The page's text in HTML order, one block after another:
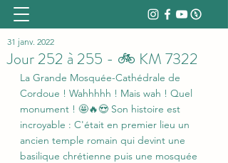
Jour 252 à 255 - 🚲 KM 7322
31 janv. 2022
La Grande Mosquée-Cathédrale de
Cordoue ! Wahhhhh ! Mais wah ! Quel
monument ! 🤩🔥😍 Son histoire est
incroyable : C'était en premier lieu un
ancien temple romain qui devint une
basilique chrétienne puis une mosquée